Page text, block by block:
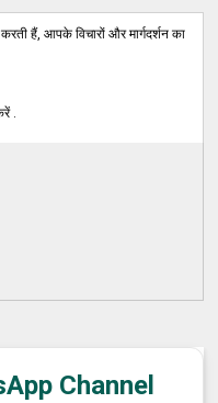
हैं, आपके विचारों और मार्गदर्शन का
.
Channel